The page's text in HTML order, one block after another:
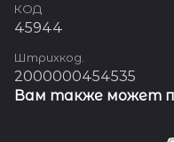
КОД
45944
Штрихкод.
2000000454535
Вам также может